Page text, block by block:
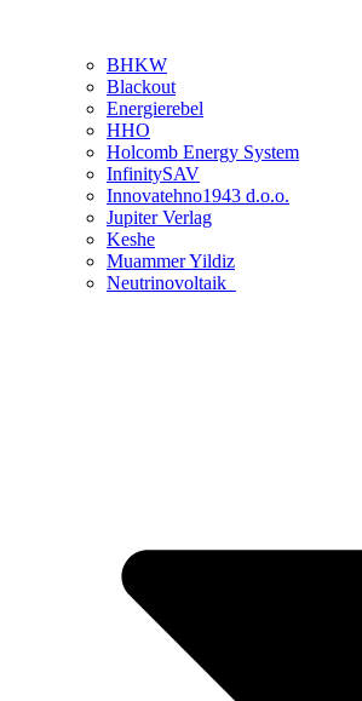
BHKW
Blackout
Energierebel
HHO
Holcomb Energy System
InfinitySAV
Innovatehno1943 d.o.o.
Jupiter Verlag
Keshe
Muammer Yildiz
Neutrinovoltaik